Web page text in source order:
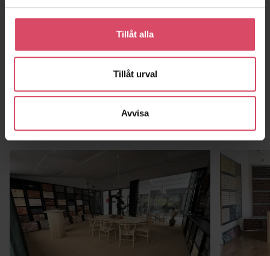
Tillåt alla
Tillåt urval
Avvisa
Kontor och showroom